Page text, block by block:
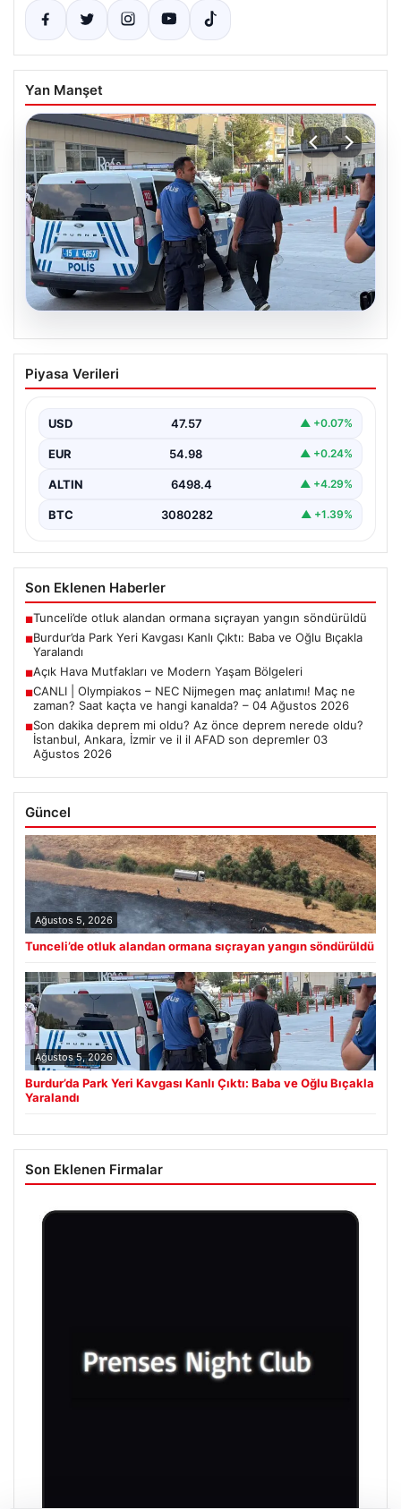
Yan Manşet
Açık Hava Mutfakları ve Modern Yaşam
Bölgeleri
Açık hava yaşamı günümüzde önemli bir dönüşüm
yaşamaktadır. Baştan başa müstakil evlerde ikamet
eden…
Piyasa Verileri
EUR 54.98 ▲ +0.24%
ALTIN 6498.4 ▲ +4.29%
BTC
Son Eklenen Haberler
■Tunceli’de otluk alandan ormana sıçrayan yangın söndürüldü
■ Burdur’da Park Yeri Kavgası Kanlı Çıktı: Baba ve Oğlu Bıçakla
Yaralandı
■Açık Hava Mutfakları ve Modern Yaşam Bölgeleri
■CANLI | Olympiakos – NEC Nijmegen maç anlatımı! Maç ne
zaman? Saat kaçta ve hangi kanalda? – 04 Ağustos 2026
İstanbul, Ankara, İzmir ve il il AFAD son depremler 03
Ağustos 2026
Güncel
Tunceli’de otluk alandan ormana sıçrayan yangın söndürüldü